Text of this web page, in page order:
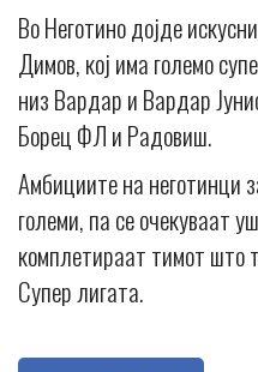
Во Неготино дојде
Димов, кој има големо
низ Вардар и Вардар
Борец ФЛ и Радовиш.
Амбициите на неготинци
големи, па се очекуваат
комплетираат тимот што
Супер лигата.